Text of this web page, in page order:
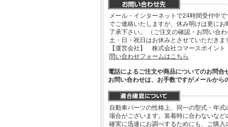
メール・インターネットで24時間受付中
でご連絡いたしますが、休み明けは更に
了承下さい。 （ご注文の確認・お問い合
土・日・祝日はお休みとさせていただきま
【運営会社】 株式会社コマースポイント
問い合わせフォームはこちら
電話によるご注文や商品についてのお問合
お問い合わせは、お手数ですがメールから
自動車パーツの性格上、同一の型式・年
場合がございます。装着時に合わないな
確実に迅速にお調べするためにも、ご購